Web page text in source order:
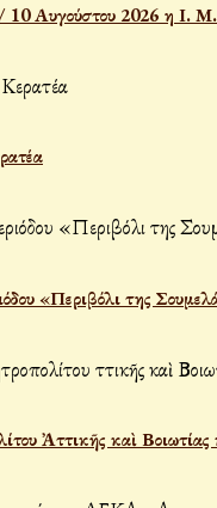
/ 10 Αυγούστου 2026 η Ι.
«Περιβόλι της
Ἀττικῆς καὶ